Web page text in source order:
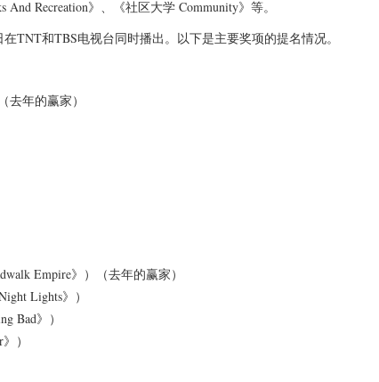
And Recreation》、《社区大学 Community》等。
TNT和TBS电视台同时播出。以下是主要奖项的提名情况。
去年的赢家）
Empire》）（去年的赢家）
Lights》）
Bad》）
）